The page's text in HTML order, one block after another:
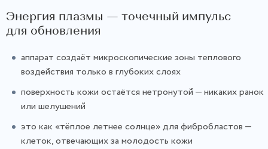
Энергия плазмы — точечный импульс
для обновления
аппарат создаёт микроскопические зоны теплового
воздействия только в глубоких слоях
поверхность кожи остаётся нетронутой — никаких ранок
или шелушений
это как «тёплое летнее солнце» для фибробластов —
клеток, отвечающих за молодость кожи